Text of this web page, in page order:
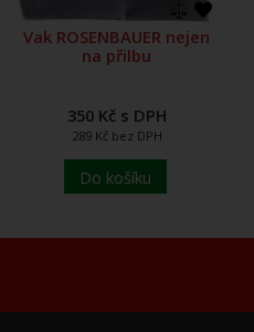
Vak ROSENBAUER nejen
na přilbu
350 Kč s DPH
289 Kč bez DPH
Do košíku